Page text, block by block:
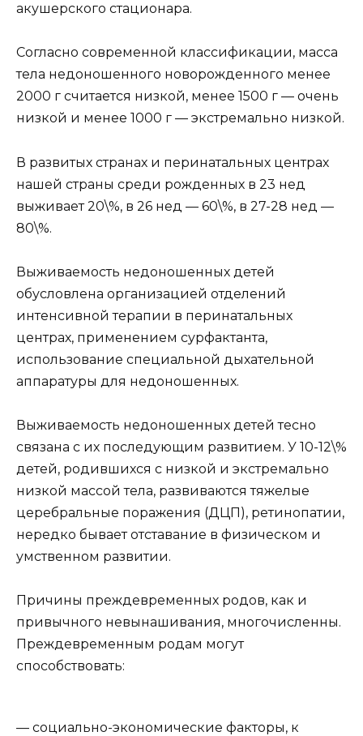
акушерского стационара.
Согласно современной классификации, масса
тела недоношенного новорожденного менее
2000 г считается низкой, менее 1500 г — очень
низкой и менее 1000 г — экстремально низкой.
В развитых странах и перинатальных центрах
нашей страны среди рожденных в 23 нед
выживает 20\%, в 26 нед — 60\%, в 27-28 нед —
80\%.
Выживаемость недоношенных детей
обусловлена организацией отделений
интенсивной терапии в перинатальных
центрах, применением сурфактанта,
использование специальной дыхательной
аппаратуры для недоношенных.
Выживаемость недоношенных детей тесно
связана с их последующим развитием. У 10-12\%
детей, родившихся с низкой и экстремально
низкой массой тела, развиваются тяжелые
церебральные поражения (ДЦП), ретинопатии,
нередко бывает отставание в физическом и
умственном развитии.
Причины преждевременных родов, как и
привычного невынашивания, многочисленны.
Преждевременным родам могут
способствовать:
— социально-экономические факторы, к